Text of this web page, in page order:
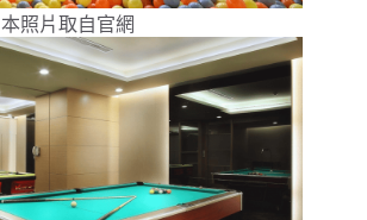
本照片取自官網